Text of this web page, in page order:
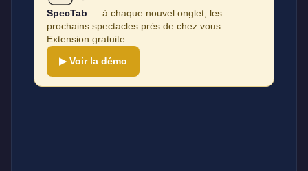
SpecTab — à chaque nouvel onglet, les
prochains spectacles près de chez vous.
Extension gratuite.
▶ Voir la démo